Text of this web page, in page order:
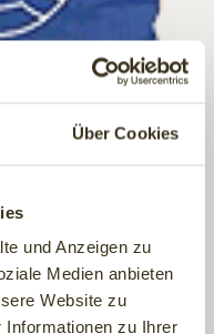
Über Cookies
und Anzeigen zu
Medien anbieten
Website zu
Informationen zu Ihrer
Insel Usedom
bereits zum 13. Mal in
Trassenheide und
Karlshagen.
signalisiert die